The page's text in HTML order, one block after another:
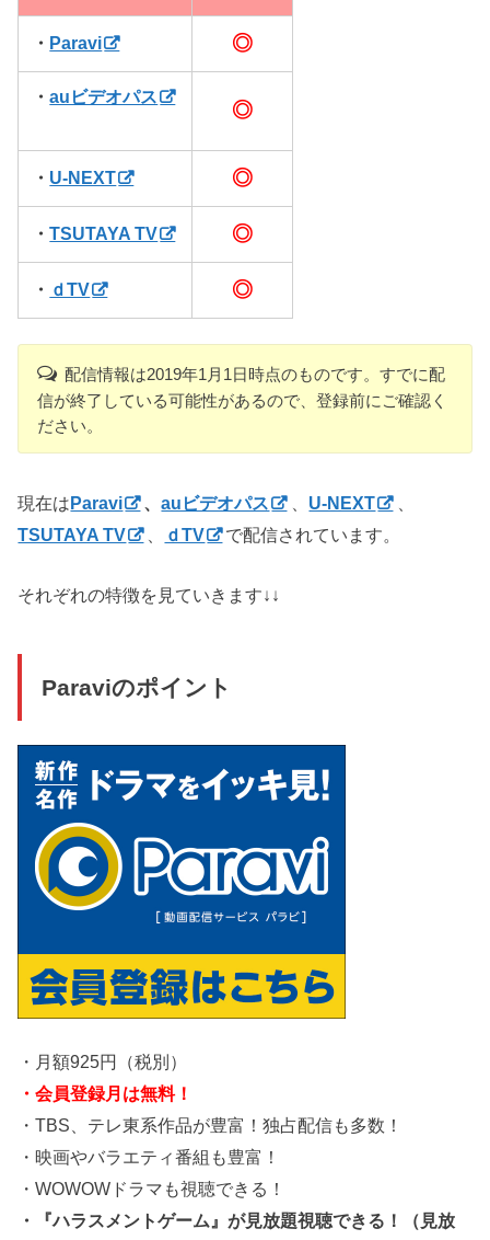
・ Paravi ◎
・auビデオパス
◎
・ U-NEXT ◎
・TSUTAYA TV ◎
・ ｄTV ◎
配信情報は2019年1月1日時点のものです。すでに配
信が終了している可能性があるので、登録前にご確認く
ださい。
現在は Paravi 、auビデオパス U-NEXT
TSUTAYA TV
ｄTV で配信されています。
それぞれの特徴を見ていきます↓↓
Paraviのポイント
・月額925円（税別）
・会員登録月は無料！
・TBS、テレ東系作品が豊富！独占配信も多数！
・映画やバラエティ番組も豊富！
・WOWOWドラマも視聴できる！
・『ハラスメントゲーム』が見放題視聴できる！（見放